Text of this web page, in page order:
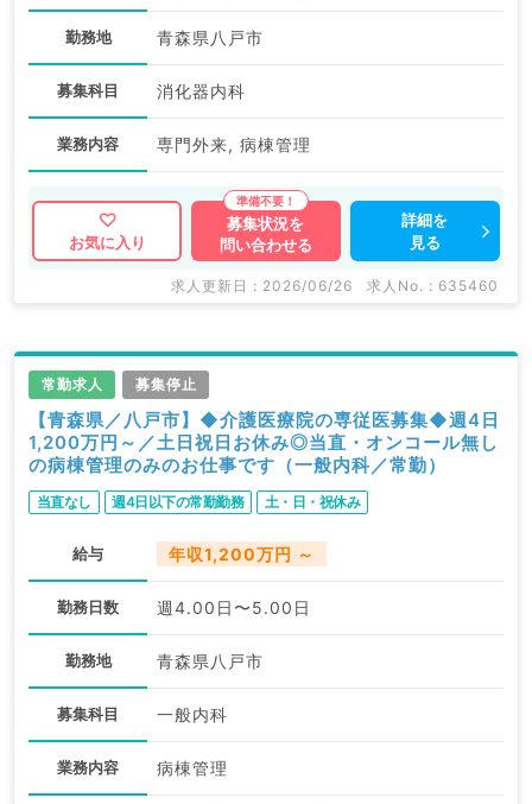
勤務地 青森県八戸市
募集科目 消化器内科
業務内容 専門外来, 病棟管理
お気に入り
募集状況を
問い合わせる
詳細を
見る
求人更新日 : 2026/06/26 求人No. : 635460
常勤求人 募集停止
【青森県／八戸市】◆介護医療院の専従医募集◆週4日
1,200万円～／土日祝日お休み◎当直・オンコール無し
の病棟管理のみのお仕事です（一般内科／常勤）
当直なし 週4日以下の常勤勤務 土・日・祝休み
給与 年収1,200万円 ～
勤務日数 週4.00日〜5.00日
勤務地 青森県八戸市
募集科目 一般内科
業務内容 病棟管理